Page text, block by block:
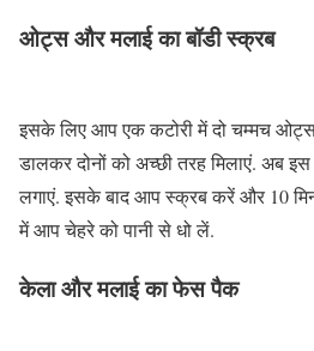
ओट्स और मलाई का बॉडी स्क्रब
इसके लिए आप एक कटोरी में दो चम्मच
डालकर दोनों को अच्छी तरह मिलाएं. अब
लगाएं. इसके बाद आप स्क्रब करें और 10
में आप चेहरे को पानी से धो लें.
केला और मलाई का फेस पैक